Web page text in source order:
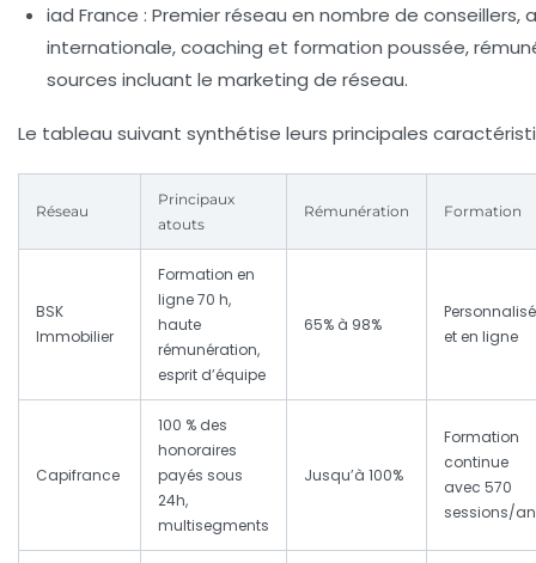
iad France : Premier réseau en nombre de conseillers,
internationale, coaching et formation poussée,
sources incluant le marketing de réseau.
Le tableau suivant synthétise leurs principales
Réseau
Principaux
atouts
Rémunération Formation
BSK
Immobilier
Formation en
ligne 70 h,
haute
rémunération,
esprit d’équipe
65% à 98%
et en ligne
Capifrance
100 % des
honoraires
payés sous
24h,
multisegments
Jusqu’à 100%
Formation
continue
avec 570
sessions/an